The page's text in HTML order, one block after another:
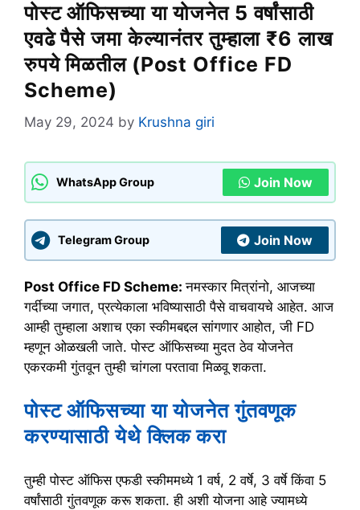
पोस्ट ऑफिसच्या या योजनेत 5 वर्षांसाठी
एवढे पैसे जमा केल्यानंतर तुम्हाला ₹6 लाख
रुपये मिळतील (Post Office FD
Scheme)
May 29, 2024 by Krushna giri
WhatsApp Group Join Now
Telegram Group Join Now
Post Office FD Scheme:नमस्कार मित्रांनो, आजच्या
गर्दीच्या जगात, प्रत्येकाला भविष्यासाठी पैसे वाचवायचे आहेत. आज
आम्ही तुम्हाला अशाच एका स्कीमबद्दल सांगणार आहोत, जी FD
म्हणून ओळखली जाते. पोस्ट ऑफिसच्या मुदत ठेव योजनेत
एकरकमी गुंतवून तुम्ही चांगला परतावा मिळवू शकता.
पोस्ट ऑफिसच्या या योजनेत गुंतवणूक
करण्यासाठी येथे क्लिक करा
तुम्ही पोस्ट ऑफिस एफडी स्कीममध्ये 1 वर्ष, 2 वर्षे, 3 वर्षे किंवा 5
वर्षांसाठी गुंतवणूक करू शकता. ही अशी योजना आहे ज्यामध्ये